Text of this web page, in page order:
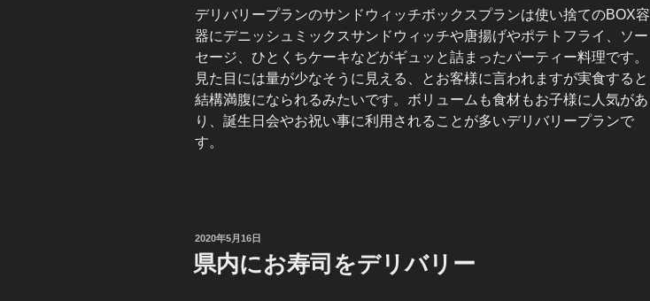
デリバリープランのサンドウィッチボックスプランは使い捨てのBOX容
器にデニッシュミックスサンドウィッチや唐揚げやポテトフライ、ソー
セージ、ひとくちケーキなどがギュッと詰まったパーティー料理です。
見た目には量が少なそうに見える、とお客様に言われますが実食すると
結構満腹になられるみたいです。ボリュームも食材もお子様に人気があ
り、誕生日会やお祝い事に利用されることが多いデリバリープランで
す。
投
稿
日:
2020年5月16日
県内にお寿司をデリバリー